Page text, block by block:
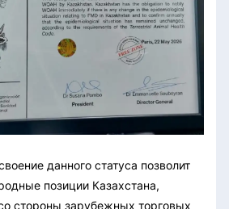
данного статуса позволит
позиции Казахстана,
стороны зарубежных торговых